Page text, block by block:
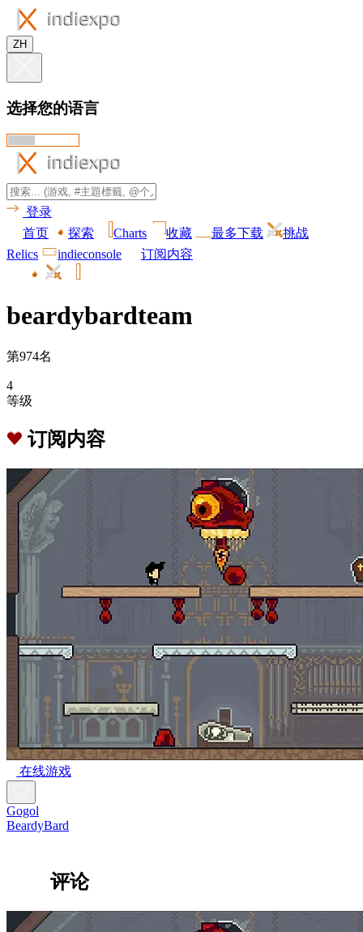
ZH
选择您的语言
登录
首页
探索 Charts 收藏 最多下载
挑战
Relics
indieconsole 订阅内容
beardybardteam
第974名
4
等级
订阅内容
在线游戏
Gogol
BeardyBard
评论